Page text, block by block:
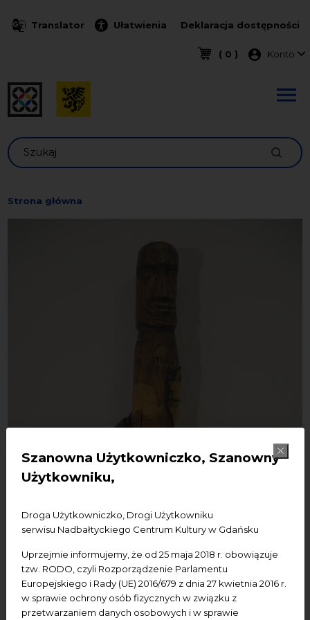
Szanowna Użytkowniczko, Szanowny
Użytkowniku,
Droga Użytkowniczko, Drogi Użytkowniku
serwisu Nadbałtyckiego Centrum Kultury w Gdańsku
Uprzejmie informujemy, że od 25 maja 2018 r. obowiązuje
tzw. RODO, czyli Rozporządzenie Parlamentu
Europejskiego i Rady (UE) 2016/679 z dnia 27 kwietnia 2016 r.
w sprawie ochrony osób fizycznych w związku z
przetwarzaniem danych osobowych i w sprawie
Translator Ułatwienia Deklaracja dostępności
( 0 ) Menu
Konto
Szukaj
Strona główna